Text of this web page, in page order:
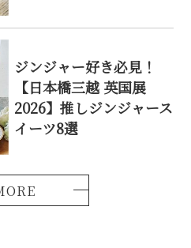
ジンジャー好き必見！
【日本橋三越 英国展
2026】推しジンジャース
イーツ8選